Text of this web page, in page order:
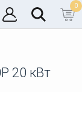
0
20 кВт